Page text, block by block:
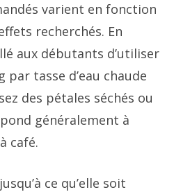
varient en fonction
recherchés. En
aux débutants d’utiliser
tasse d’eau chaude
des pétales séchés ou
généralement à
café.
ce qu’elle soit